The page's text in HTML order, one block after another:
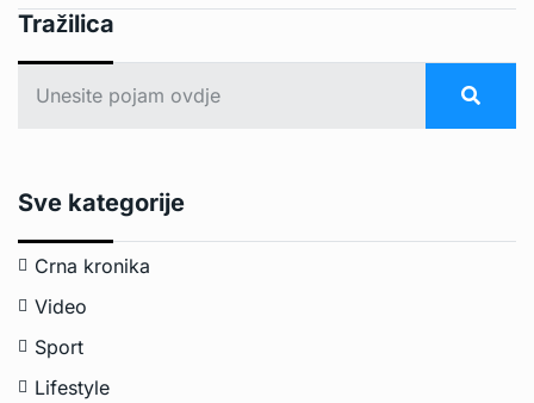
Tražilica
Sve kategorije
Crna kronika
Video
Sport
Lifestyle